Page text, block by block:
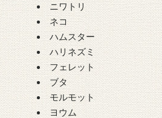
ニワトリ
ネコ
ハムスター
ハリネズミ
フェレット
ブタ
モルモット
ヨウム